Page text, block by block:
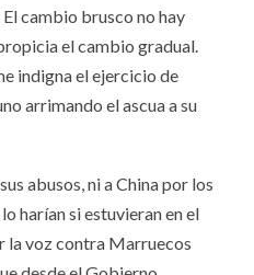
cambio brusco no hay
el cambio gradual.
indigna el ejercicio de
arrimando el ascua a su
abusos, ni a China por los
harían si estuvieran en el
la voz contra Marruecos